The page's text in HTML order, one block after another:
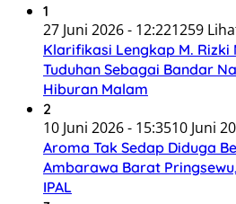
1
27 Juni 2026 - 12:221259
Klarifikasi Lengkap M. Rizki
Tuduhan Sebagai Bandar
Hiburan Malam
2
10 Juni 2026 - 15:3510 Juni
Aroma Tak Sedap Diduga
Ambarawa Barat
IPAL